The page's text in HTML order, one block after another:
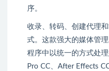
序。
收录、转码、创建代理
式。这款强大的媒体管
程序中以统一的方式处
Pro CC、After Effects